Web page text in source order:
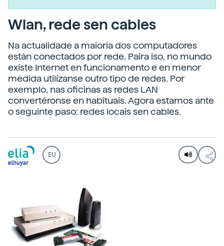
Wlan, rede sen cables
Na actualidade a maioría dos computadores
están conectados por rede. Paira iso, no mundo
existe Internet en funcionamento e en menor
medida utilízanse outro tipo de redes. Por
exemplo, nas oficinas as redes LAN
convertéronse en habituais. Agora estamos ante
o seguinte paso: redes locais sen cables.
EU